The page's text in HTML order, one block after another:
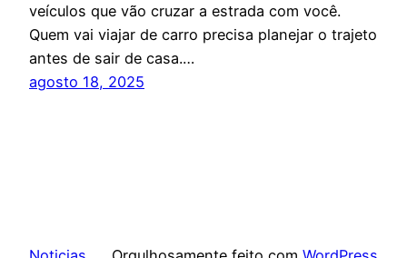
veículos que vão cruzar a estrada com você.
Quem vai viajar de carro precisa planejar o trajeto
antes de sair de casa.…
agosto 18, 2025